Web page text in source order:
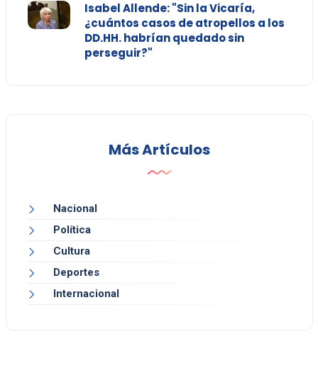
Isabel Allende: "Sin la Vicaría,
¿cuántos casos de atropellos a los
DD.HH. habrían quedado sin
perseguir?"
Más Artículos
Nacional
Política
Cultura
Deportes
Internacional